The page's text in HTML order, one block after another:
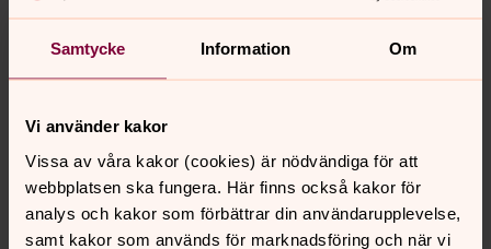
Samtycke Information Om
Vi använder kakor
Vissa av våra kakor (cookies) är nödvändiga för att
webbplatsen ska fungera. Här finns också kakor för
analys och kakor som förbättrar din användarupplevelse,
samt kakor som används för marknadsföring och när vi
E-post:julia.jonsson@svenskakyrkan.se